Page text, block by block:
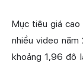
Mục tiêu giá cao
nhiều video
khoảng 1,96 đô